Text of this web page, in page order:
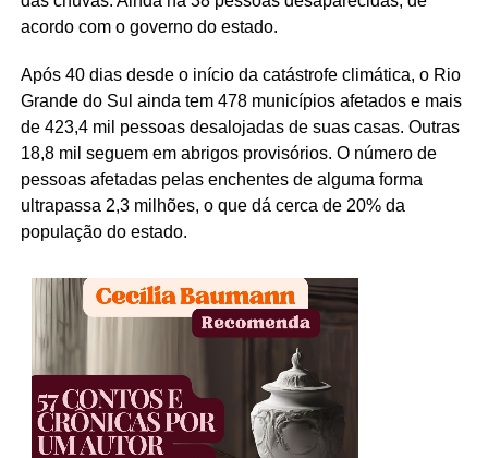
acordo com o governo do estado.
Após 40 dias desde o início da catástrofe climática, o Rio
Grande do Sul ainda tem 478 municípios afetados e mais
de 423,4 mil pessoas desalojadas de suas casas. Outras
18,8 mil seguem em abrigos provisórios. O número de
pessoas afetadas pelas enchentes de alguma forma
ultrapassa 2,3 milhões, o que dá cerca de 20% da
população do estado.